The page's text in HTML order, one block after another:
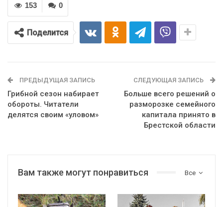
0
153
Поделится
ПРЕДЫДУЩАЯ ЗАПИСЬ
Грибной сезон набирает
обороты. Читатели
делятся своим «уловом»
СЛЕДУЮЩАЯ ЗАПИСЬ
Больше всего решений о
разморозке семейного
капитала принято в
Брестской области
Все
Вам также могут понравиться